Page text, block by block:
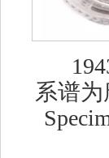
系谱为